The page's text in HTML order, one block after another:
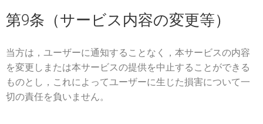
第9条（サービス内容の変更等）
当方は，ユーザーに通知することなく，本サービスの内容
を変更しまたは本サービスの提供を中止することができる
ものとし，これによってユーザーに生じた損害について一
切の責任を負いません。